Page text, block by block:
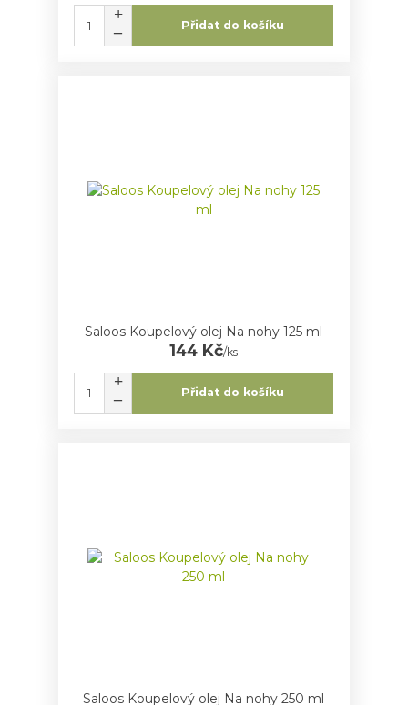
Přidat do košíku
Saloos Koupelový olej Na nohy 125 ml
144 Kč/ks
Přidat do košíku
Saloos Koupelový olej Na nohy 250 ml